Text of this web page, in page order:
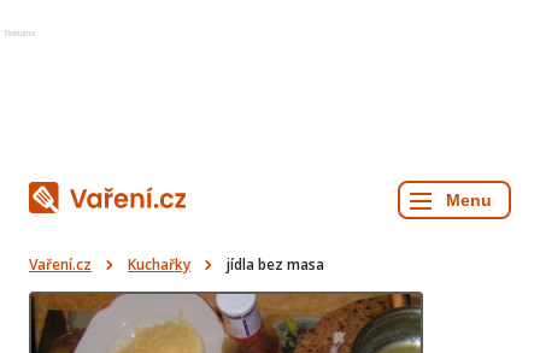
Reklama
Vaření.cz Kuchařky jídla bez masa